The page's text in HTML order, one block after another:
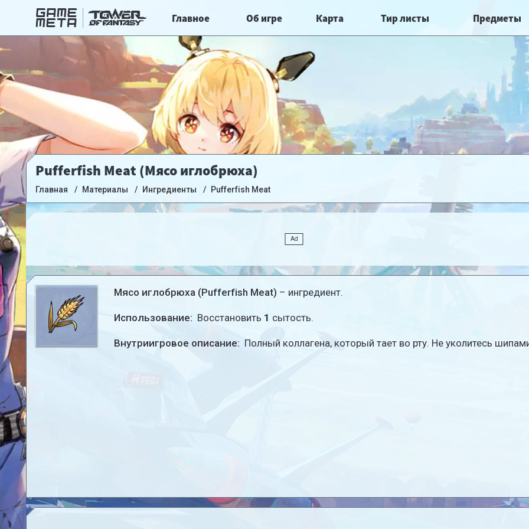
Главное Об игре Карта Тир листы Предметы
Pufferfish Meat (Мясо иглобрюха)
Главная Материалы Ингредиенты Pufferfish Meat
Мясо иглобрюха (Pufferfish Meat) – ингредиент.
Использование: Восстановить 1 сытость.
Внутриигровое описание: Полный коллагена, который тает во рту. Не уколитесь